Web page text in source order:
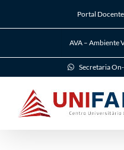
Portal Docente
AVA – Ambiente
Secretaria